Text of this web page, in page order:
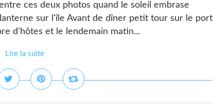
ces deux photos quand le soleil embrase
sur l'île Avant de dîner petit tour sur le port
d'hôtes et le lendemain matin...
Lire la suite